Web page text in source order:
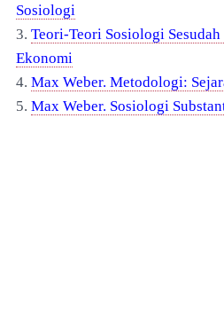
Sosiologi
3. Teori-Teori Sosiologi Sesudah
Ekonomi
4. Max Weber. Metodologi:
5. Max Weber. Sosiologi